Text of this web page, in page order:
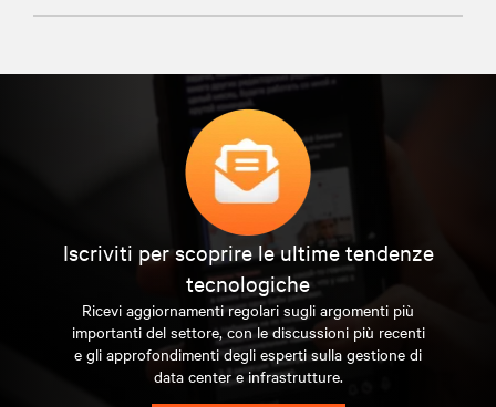
Iscriviti per scoprire le ultime tendenze
tecnologiche
Ricevi aggiornamenti regolari sugli argomenti più
importanti del settore, con le discussioni più recenti
e gli approfondimenti degli esperti sulla gestione di
data center e infrastrutture.